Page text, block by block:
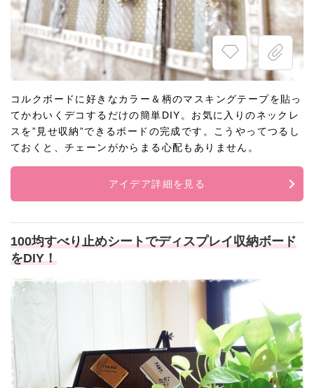
コルクボードに好きなカラー＆柄のマスキングテープを貼っ
てかわいくデコするだけの簡単DIY。お気に入りのネックレ
スを”見せ収納”できるボードの完成です。こうやってつるし
ておくと、チェーンがからまる心配もありません。
アイデア詳細を見る
100均すべり止めシートでディスプレイ収納ボード
をDIY！